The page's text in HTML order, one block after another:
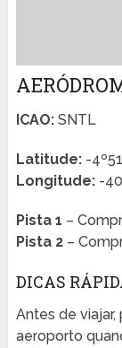
ICAO:SNTL
Latitude:-
Longitude:-
Pista 1 –
Pista 2–
DICAS
Antes de
aeroporto